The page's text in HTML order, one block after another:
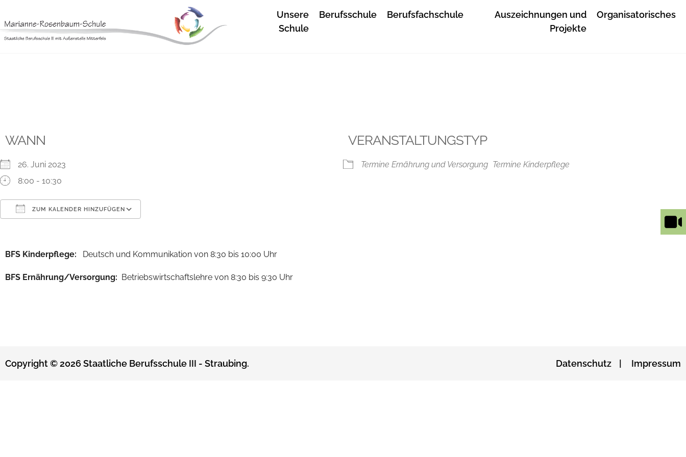
content
Unsere
Schule
Berufsschule Berufsfachschule
Auszeichnungen und
Projekte
Organisatorisches
Ernährung/Versorgung 2023
WANN
26. Juni 2023
8:00 - 10:30
ZUM KALENDER HINZUFÜGEN
VERANSTALTUNGSTYP
Termine Ernährung und Versorgung Termine Kinderpflege
BFS Kinderpflege: Deutsch und Kommunikation von 8:30 bis 10:00 Uhr
BFS Ernährung/Versorgung: Betriebswirtschaftslehre von 8:30 bis 9:30 Uhr
Copyright © 2026 Staatliche Berufsschule III - Straubing. Datenschutz Impressum